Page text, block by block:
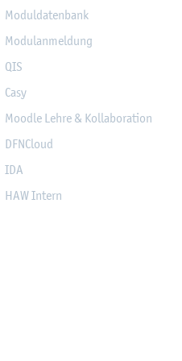
Mo­dul­da­ten­bank
Mo­du­l­an­mel­dung
QIS
Casy
Mood­le Lehre & Kol­la­bo­ra­ti­on
DF­NCloud
IDA
HAW In­tern